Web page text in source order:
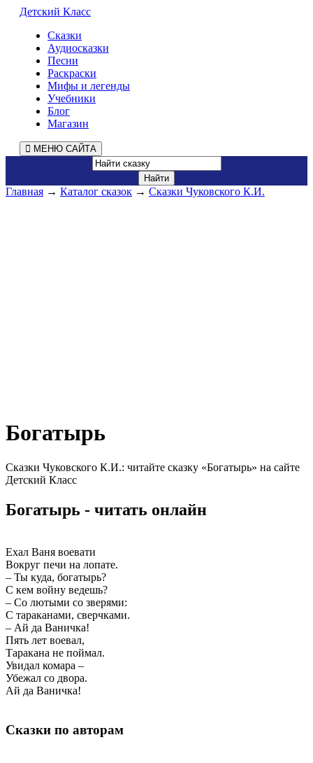
Детский Класс
Сказки
Аудиосказки
Песни
Раскраски
Мифы и легенды
Учебники
Блог
Магазин
МЕНЮ САЙТА
Главная → Каталог сказок → Сказки Чуковского К.И.
Богатырь
Сказки Чуковского К.И.: читайте сказку «Богатырь» на сайте
Детский Класс
Богатырь - читать онлайн
Ехал Ваня воевати
Вокруг печи на лопате.
– Ты куда, богатырь?
С кем войну ведешь?
– Со лютыми со зверями:
С тараканами, сверчками.
– Ай да Ваничка!
Пять лет воевал,
Таракана не поймал.
Увидал комара –
Убежал со двора.
Ай да Ваничка!
Сказки по авторам